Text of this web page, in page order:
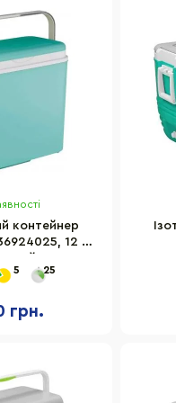
контейнер
12 л,
5 25
грн.